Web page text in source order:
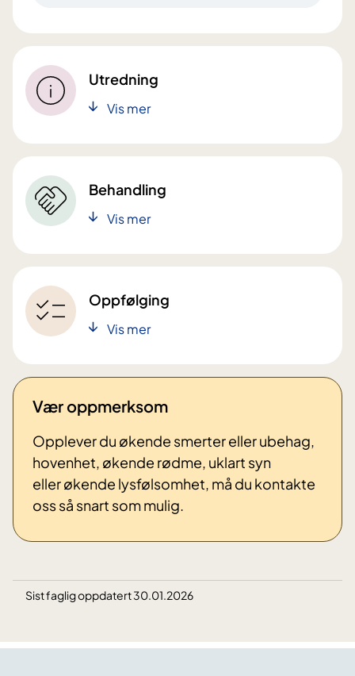
Utredning
Vis mer
Behandling
Vis mer
Oppfølging
Vis mer
Vær oppmerksom
Opplever du økende smerter eller ubehag,
hovenhet, økende rødme, uklart syn
eller økende lysfølsomhet, må du kontakte
oss så snart som mulig.
Sist faglig oppdatert 30.01.2026